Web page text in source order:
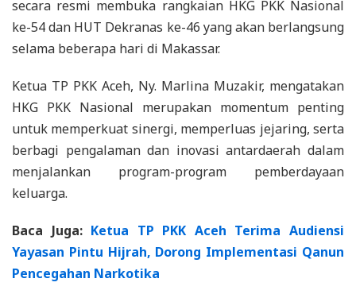
secara resmi membuka rangkaian HKG PKK Nasional
ke-54 dan HUT Dekranas ke-46 yang akan berlangsung
selama beberapa hari di Makassar.
Ketua TP PKK Aceh, Ny. Marlina Muzakir, mengatakan
HKG PKK Nasional merupakan momentum penting
untuk memperkuat sinergi, memperluas jejaring, serta
berbagi pengalaman dan inovasi antardaerah dalam
menjalankan program-program pemberdayaan
keluarga.
Baca Juga: Ketua TP PKK Aceh Terima Audiensi
Yayasan Pintu Hijrah, Dorong Implementasi Qanun
Pencegahan Narkotika